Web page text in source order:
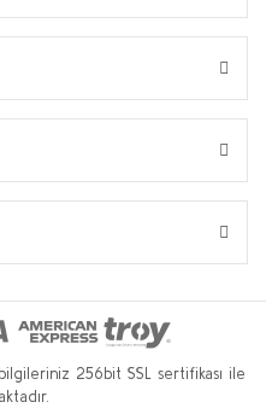
256bit SSL sertifikası ile